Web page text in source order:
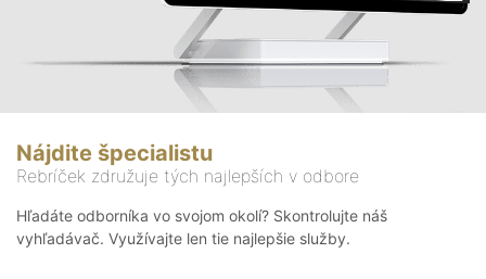
Nájdite špecialistu
Rebríček združuje tých najlepších v odbore
Hľadáte odborníka vo svojom okolí? Skontrolujte náš
vyhľadávač. Využívajte len tie najlepšie služby.